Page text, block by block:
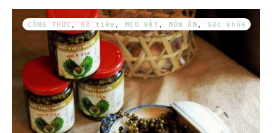
CÔNG THỨC Hồ tiêu MẸO VẶT MÓN ĂN Sức khỏe